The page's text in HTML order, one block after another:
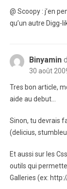
@ Scoopy : j’en
qu’un autre Digg-
Binyamin
30 août
Tres bon article,
aide au debut…
Sinon, tu devrais
(delicius,
Et aussi sur les
outils qui
Galleries (ex: